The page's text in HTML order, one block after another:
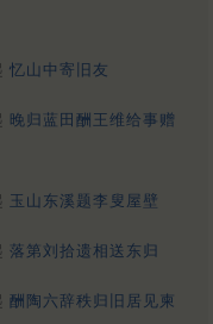
忆山中寄旧友
晚归蓝田酬王维给事赠
玉山东溪题李叟屋壁
落第刘拾遗相送东归
酬陶六辞秩归旧居见柬